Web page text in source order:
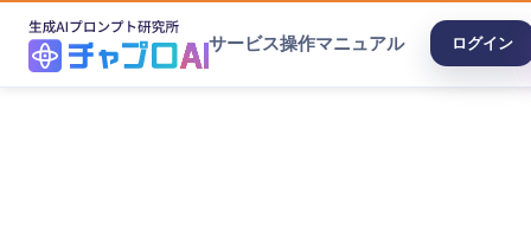
サービス操作マニュアル ログイン